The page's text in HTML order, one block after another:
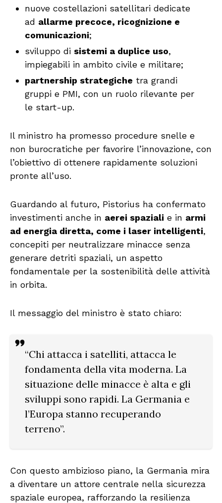
nuove costellazioni satellitari dedicate
ad allarme precoce, ricognizione e
comunicazioni;
sviluppo di sistemi a duplice uso,
impiegabili in ambito civile e militare;
partnership strategiche tra grandi
gruppi e PMI, con un ruolo rilevante per
le start-up.
Il ministro ha promesso procedure snelle e
non burocratiche per favorire l’innovazione, con
l’obiettivo di ottenere rapidamente soluzioni
pronte all’uso.
Guardando al futuro, Pistorius ha confermato
investimenti anche in aerei spaziali e in armi
ad energia diretta, come i laser intelligenti,
concepiti per neutralizzare minacce senza
generare detriti spaziali, un aspetto
fondamentale per la sostenibilità delle attività
in orbita.
Il messaggio del ministro è stato chiaro:
“Chi attacca i satelliti, attacca le
fondamenta della vita moderna. La
situazione delle minacce è alta e gli
sviluppi sono rapidi. La Germania e
l’Europa stanno recuperando
terreno”.
Con questo ambizioso piano, la Germania mira
a diventare un attore centrale nella sicurezza
spaziale europea, rafforzando la resilienza